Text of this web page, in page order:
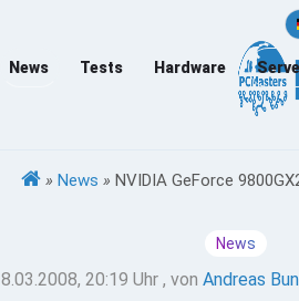
News Tests Hardware
» News » NVIDIA GeForce
News
20:19 Uhr , vonAndreas